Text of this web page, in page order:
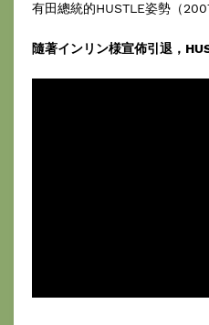
有田總統的HUSTLE姿勢（
隨著インリン様宣佈引退，